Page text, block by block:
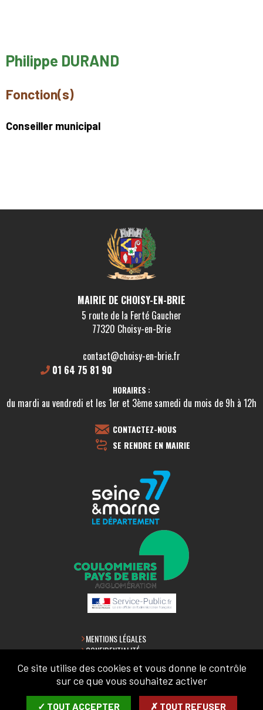
Philippe DURAND
Fonction(s)
Conseiller municipal
MAIRIE DE CHOISY-EN-BRIE
5 route de la Ferté Gaucher
77320 Choisy-en-Brie
contact@choisy-en-brie.fr
01 64 75 81 90
HORAIRES :
du mardi au vendredi et les 1er et 3ème samedi du mois de 9h à 12h
CONTACTEZ-NOUS
SE RENDRE EN MAIRIE
MENTIONS LÉGALES
CONFIDENTIALITÉ
ACCESSIBILITÉ
PLAN DU SITE
LETTRE D'INFORMATION
Ce site utilise des cookies et vous donne le contrôle
sur ce que vous souhaitez activer
✓ TOUT ACCEPTER ✗ TOUT REFUSER